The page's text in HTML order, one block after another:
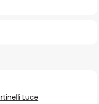
Luce